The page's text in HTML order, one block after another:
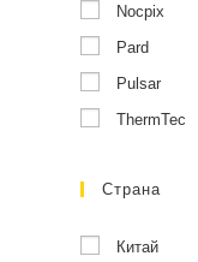
Nocpix
Pard
Pulsar
ThermTec
Страна
Китай